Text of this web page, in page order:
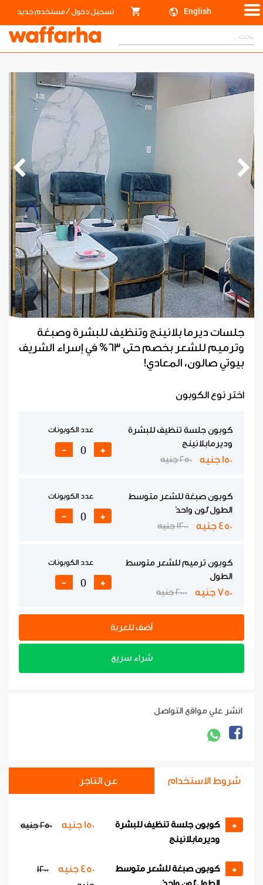
English تسجيل دخول/مستخدم جديد
جلسات ديرما بلانينج وتنظيف للبشرة وصبغة
وترميم للشعر بخصم حتى 63% في إسراء الشريف
بيوتي صالون، المعادي!
اختر نوع الكوبون
كوبون جلسة تنظيف للبشرة
وديرمابلانينج
150 جنيه 250 جنيه
عدد الكوبونات
+
-
كوبون صبغة للشعر متوسط
الطول 'لون واحد'
450 جنيه 1200 جنيه
عدد الكوبونات
+
-
كوبون ترميم للشعر متوسط
الطول
750 جنيه 2000 جنيه
عدد الكوبونات
+
-
أضف للعربة
شراء سريع
انشر علي مواقع التواصل
شروط الاستخدام عن التاجر
+
كوبون جلسة تنظيف للبشرة
وديرمابلانينج
150 جنيه 250 جنيه
+
كوبون صبغة للشعر متوسط
450 جنيه
1200